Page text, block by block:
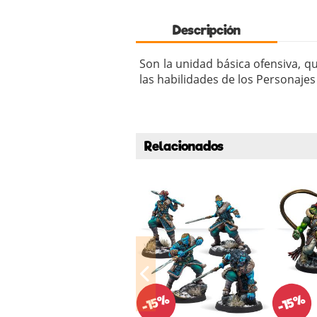
Descripción
Son la unidad básica ofensiva,
las habilidades de los
Relacionados
-15% -15%